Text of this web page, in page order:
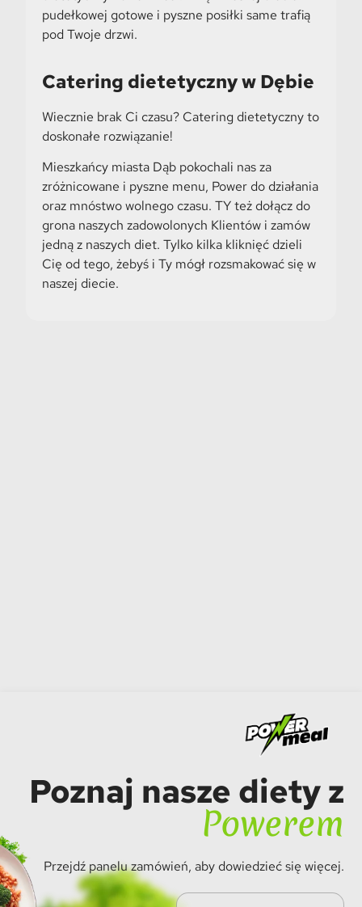
pudełkowej gotowe i pyszne posiłki same trafią
pod Twoje drzwi.
Catering dietetyczny w Dębie
Wiecznie brak Ci czasu? Catering dietetyczny to
doskonałe rozwiązanie!
Mieszkańcy miasta Dąb pokochali nas za
zróżnicowane i pyszne menu, Power do działania
oraz mnóstwo wolnego czasu. TY też dołącz do
grona naszych zadowolonych Klientów i zamów
jedną z naszych diet. Tylko kilka kliknięć dzieli
Cię od tego, żebyś i Ty mógł rozsmakować się w
naszej diecie.
Poznaj nasze diety z
Powerem
Przejdź panelu zamówień, aby dowiedzieć się więcej.